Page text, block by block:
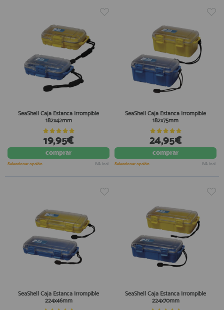
SeaShell Caja Estanca Irrompible
182x42mm
19,95€
comprar
Seleccionar opción IVA incl.
SeaShell Caja Estanca Irrompible
182x75mm
24,95€
comprar
Seleccionar opción IVA incl.
SeaShell Caja Estanca Irrompible
224x46mm
SeaShell Caja Estanca Irrompible
224x70mm